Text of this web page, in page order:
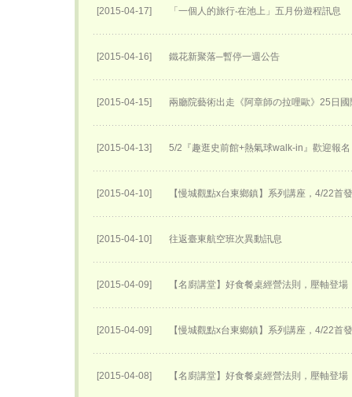
[2015-04-17] 「一個人的旅行‧在池上」五月份遊程訊息
[2015-04-16] 鐵花新聚落─暫停一週公告
[2015-04-15] 兩廳院藝術出走《阿章師の拉哩歐》25日
[2015-04-13] 5/2『趣逛史前館+熱氣球walk-in』歡迎報
[2015-04-10] 【慢城觀點x台東鄉鎮】系列講座，4/22首
[2015-04-10] 往返臺東航空班次異動訊息
[2015-04-09] 【名廚講堂】好食餐桌經營法則，壓軸登場
[2015-04-09] 【慢城觀點x台東鄉鎮】系列講座，4/22首
[2015-04-08] 【名廚講堂】好食餐桌經營法則，壓軸登場